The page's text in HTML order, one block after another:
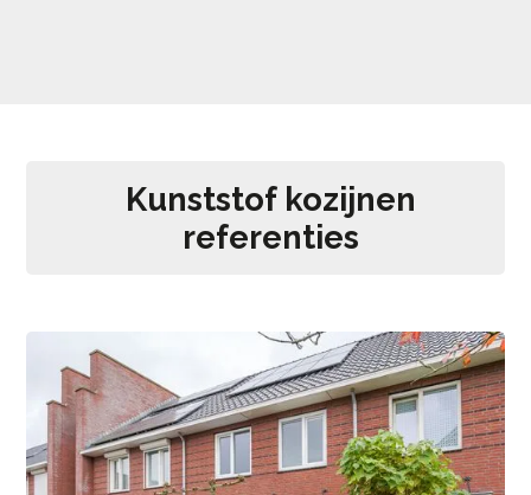
Kunststof kozijnen
referenties